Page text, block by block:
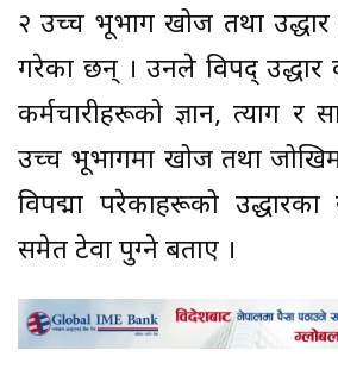
२ उच्च भूभाग खोज तथा
गरेका छन् । उनले विपद् उद्धार
कर्मचारीहरूको ज्ञान, त्याग र
उच्च भूभागमा खोज तथा
विपद्मा परेकाहरूको उद्धारका
समेत टेवा पुग्ने बताए ।